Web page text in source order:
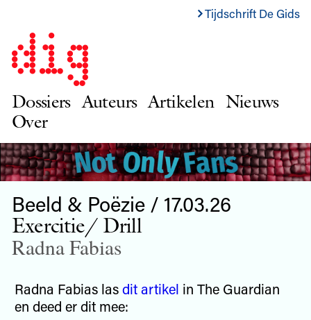
Tijdschrift De Gids
Dossiers Auteurs Artikelen Nieuws
Over
Beeld & Poëzie / 17.03.26
Exercitie/ Drill
Radna Fabias
Radna Fabias lasdit artikel in The Guardian
en deed er dit mee: